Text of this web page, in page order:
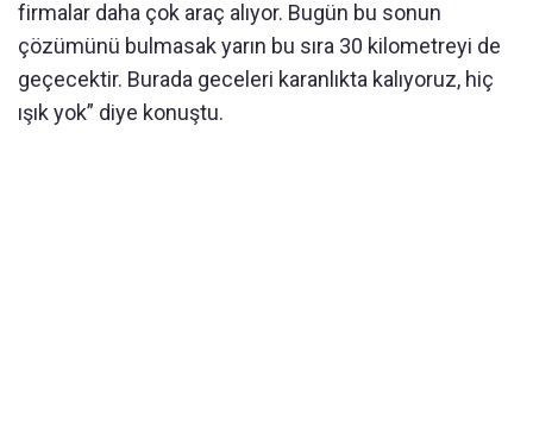
firmalar daha çok araç alıyor. Bugün bu sonun
çözümünü bulmasak yarın bu sıra 30 kilometreyi de
geçecektir. Burada geceleri karanlıkta kalıyoruz, hiç
ışık yok” diye konuştu.